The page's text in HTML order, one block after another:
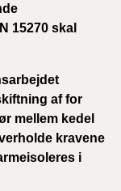
15270 skal
af for
mellem kedel
kravene
i